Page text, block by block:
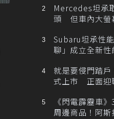
Mercedes坦承
頭 但車內大螢
Subaru坦承性
聊」成立全新
就是要侵門踏
式上市 正面迎
《閃電霹靂車
周邊商品！阿